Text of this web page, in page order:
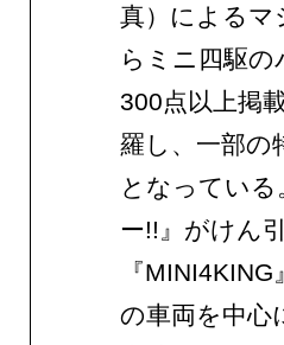
真）によるマ
らミニ四駆
300点以上掲
羅し、一部の
となってい
ー!!』がけん
『
の車両を中心